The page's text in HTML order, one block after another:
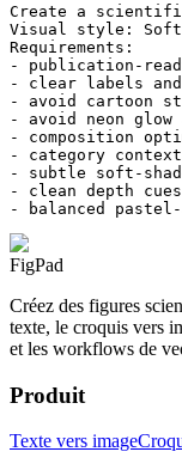
Create a
Visual style: Soft
Requirements:
- publication-
- clear labels
- avoid cartoon
- avoid neon
- composition
- category
- subtle soft-
- clean depth
- balanced
FigPad
Créez des figures
texte, le croquis vers
et les workflows de
Produit
Texte vers image